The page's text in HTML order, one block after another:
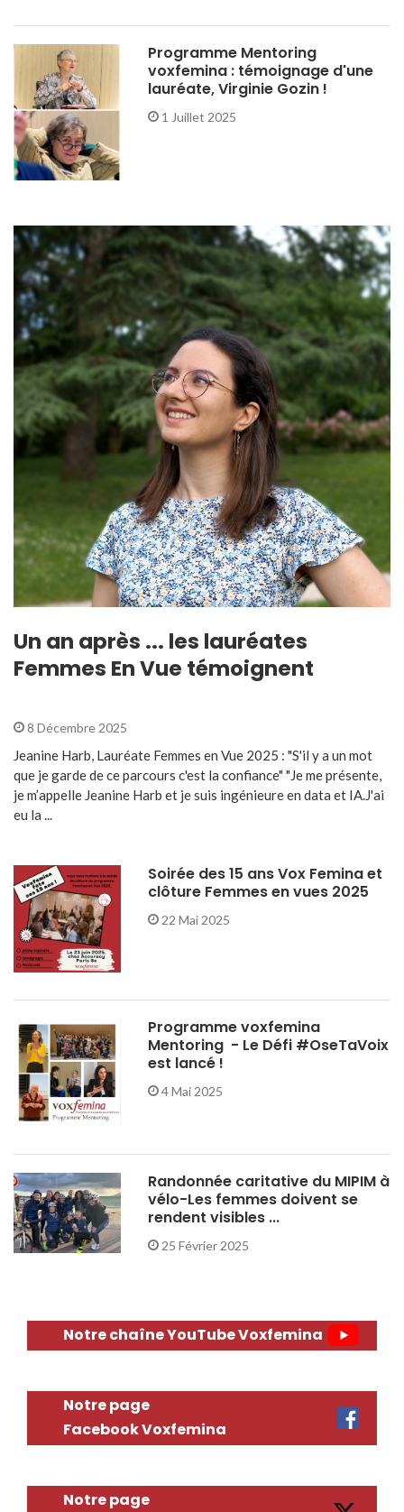
Programme Mentoring
voxfemina : témoignage d'une
lauréate, Virginie Gozin !
1 Juillet 2025
Un an après ... les lauréates
Femmes En Vue témoignent
8 Décembre 2025
Jeanine Harb, Lauréate Femmes en Vue 2025 : "S'il y a un mot
que je garde de ce parcours c'est la confiance" "Je me présente,
je m’appelle Jeanine Harb et je suis ingénieure en data et IA.J'ai
eu la ...
Soirée des 15 ans Vox Femina et
clôture Femmes en vues 2025
22 Mai 2025
Programme voxfemina
Mentoring - Le Défi #OseTaVoix
est lancé !
4 Mai 2025
Randonnée caritative du MIPIM à
vélo-Les femmes doivent se
rendent visibles ...
25 Février 2025
Notre chaîne YouTube Voxfemina
Notre page
Facebook Voxfemina
Notre page